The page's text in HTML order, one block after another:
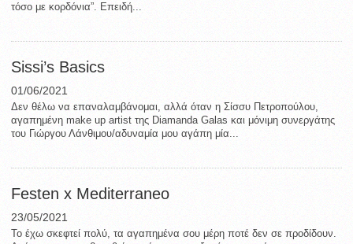
τόσο με κορδόνια”. Επειδή...
Sissi’s Basics
01/06/2021
Δεν θέλω να επαναλαμβάνομαι, αλλά όταν η Σίσσυ Πετροπούλου,
αγαπημένη make up artist της Diamanda Galas και μόνιμη συνεργάτης
του Γιώργου Λάνθιμου/αδυναμία μου αγάπη μία...
Festen x Mediterraneo
23/05/2021
Το έχω σκεφτεί πολύ, τα αγαπημένα σου μέρη ποτέ δεν σε προδίδουν.